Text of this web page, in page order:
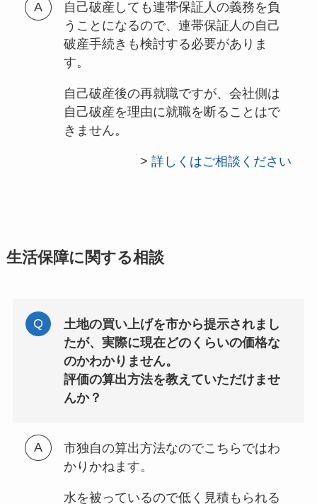
自己破産しても連帯保証人の義務を負
うことになるので、連帯保証人の自己
破産手続きも検討する必要がありま
す。
自己破産後の再就職ですが、会社側は
自己破産を理由に就職を断ることはで
きません。
>詳しくはご相談ください
生活保障に関する相談
土地の買い上げを市から提示されまし
たが、実際に現在どのくらいの価格な
のかわかりません。
評価の算出方法を教えていただけませ
んか？
市独自の算出方法なのでこちらではわ
かりかねます。
水を被っているので低く見積もられる